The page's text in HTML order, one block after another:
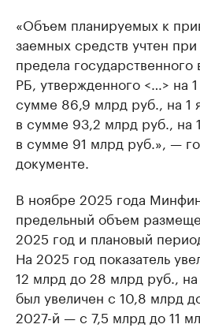
«Объем планируемых к
заемных средств учтен
предела государственного
РБ, утвержденного <…> на
сумме 86,9 млрд руб., на 1
в сумме 93,2 млрд руб., на
в сумме 91 млрд руб.», —
документе.
В ноябре 2025 года
предельный объем
2025 год и плановый
На 2025 год показатель
12 млрд до 28 млрд руб.,
был увеличен с 10,8 млрд
2027-й — с 7,5 млрд до 11